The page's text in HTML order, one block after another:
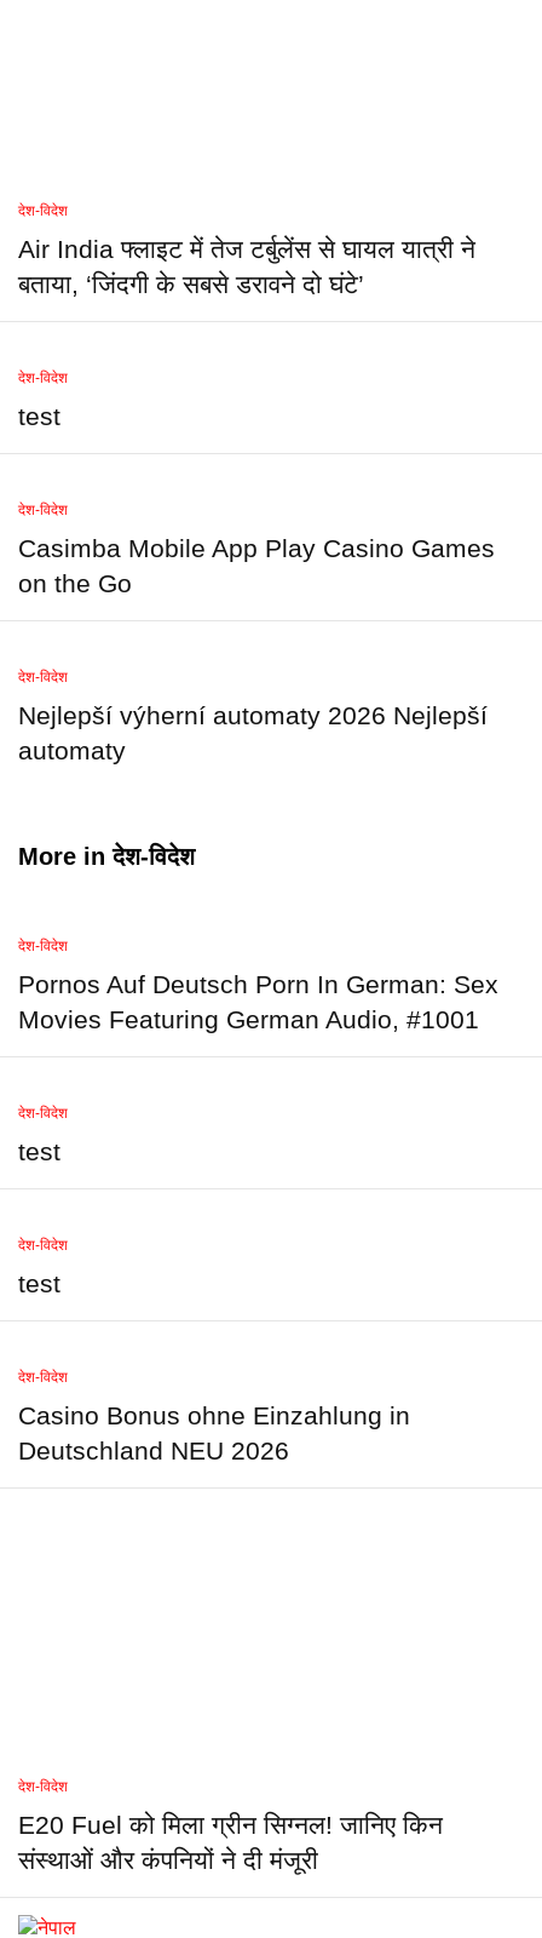
देश-विदेश
Air India फ्लाइट में तेज टर्बुलेंस से घायल यात्री ने
बताया, ‘जिंदगी के सबसे डरावने दो घंटे’
देश-विदेश
test
देश-विदेश
Casimba Mobile App Play Casino Games
on the Go
देश-विदेश
Nejlepší výherní automaty 2026 Nejlepší
automaty
More inदेश-विदेश
देश-विदेश
Pornos Auf Deutsch Porn In German: Sex
Movies Featuring German Audio, #1001
देश-विदेश
test
देश-विदेश
test
देश-विदेश
Casino Bonus ohne Einzahlung in
Deutschland NEU 2026
देश-विदेश
E20 Fuel को मिला ग्रीन सिग्नल! जानिए किन
संस्थाओं और कंपनियों ने दी मंजूरी